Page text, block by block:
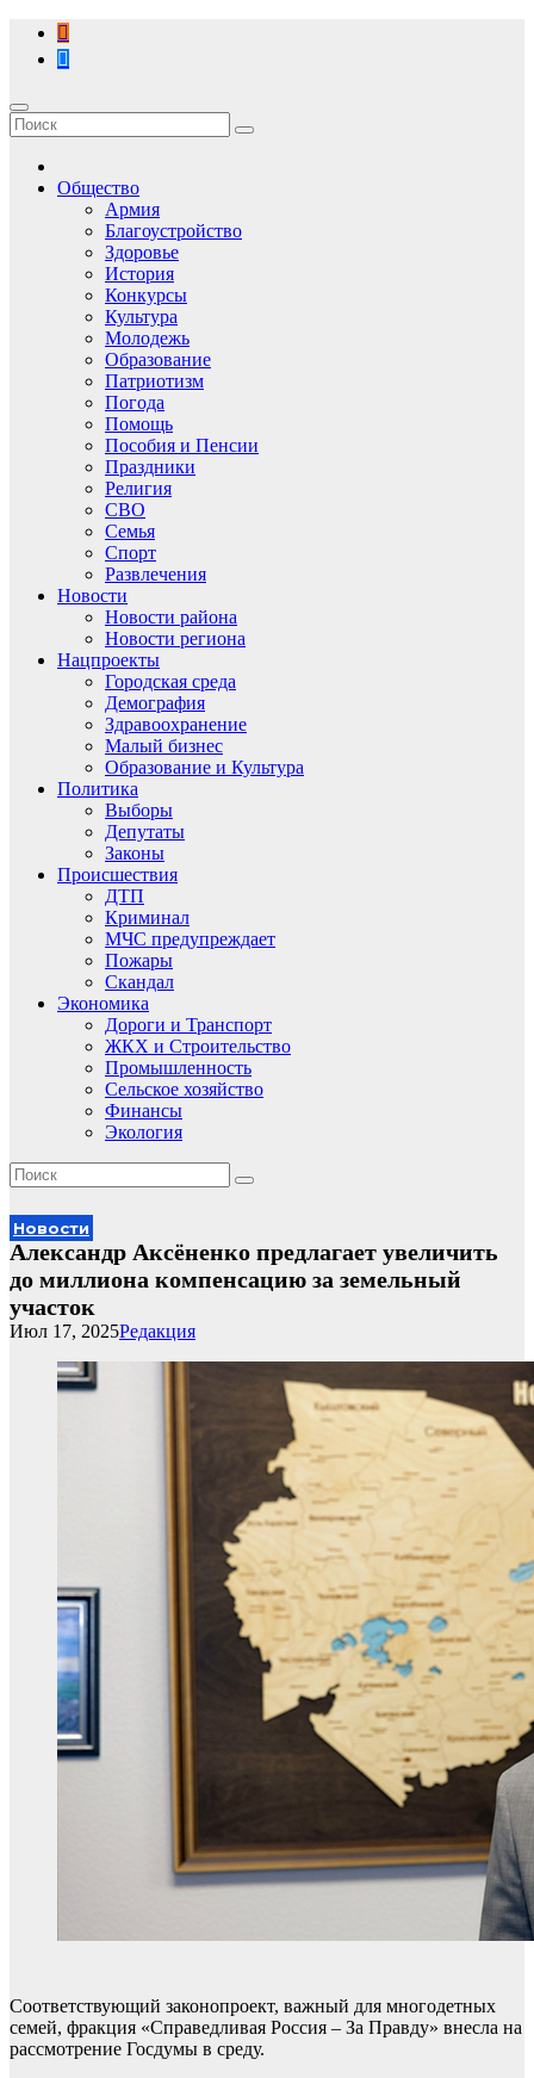
Перейти
содержимому
Общество
Армия
Благоустройство
Здоровье
История
Конкурсы
Культура
Молодежь
Образование
Патриотизм
Погода
Помощь
Пособия и Пенсии
Праздники
Религия
СВО
Семья
Спорт
Развлечения
Новости
Новости района
Новости региона
Нацпроекты
Городская среда
Демография
Здравоохранение
Малый бизнес
Образование и Культура
Политика
Выборы
Депутаты
Законы
Происшествия
ДТП
Криминал
МЧС предупреждает
Пожары
Скандал
Экономика
Дороги и Транспорт
ЖКХ и Строительство
Промышленность
Сельское хозяйство
Финансы
Экология
Новости
Александр Аксёненко предлагает увеличить
до миллиона компенсацию за земельный
участок
Редакция
Июл 17, 2025
Соответствующий законопроект, важный для многодетных
семей, фракция «Справедливая Россия – За Правду» внесла на
рассмотрение Госдумы в среду.